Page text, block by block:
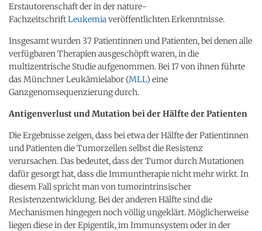
Erstautorenschaft der in der nature-
FachzeitschriftLeukemiaveröffentlichten Erkenntnisse.
Insgesamt wurden 37 Patientinnen und Patienten, bei denen alle
verfügbaren Therapien ausgeschöpft waren, in die
multizentrische Studie aufgenommen. Bei 17 von ihnen führte
das Münchner Leukämielabor (MLL) eine
Ganzgenomsequenzierung durch.
Antigenverlust und Mutation bei der Hälfte der Patienten
Die Ergebnisse zeigen, dass bei etwa der Hälfte der Patientinnen
und Patienten die Tumorzellen selbst die Resistenz
verursachen. Das bedeutet, dass der Tumor durch Mutationen
dafür gesorgt hat, dass die Immuntherapie nicht mehr wirkt. In
diesem Fall spricht man von tumorintrinsischer
Resistenzentwicklung. Bei der anderen Hälfte sind die
Mechanismen hingegen noch völlig ungeklärt. Möglicherweise
liegen diese in der Epigentik, im Immunsystem oder in der